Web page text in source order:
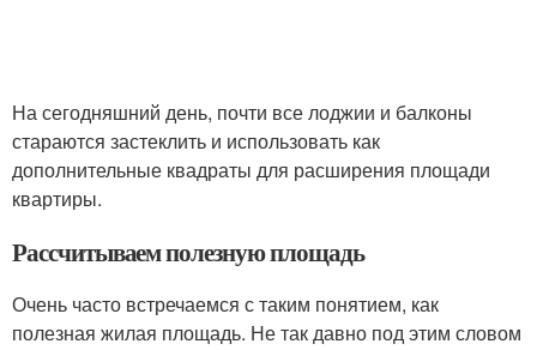
На сегодняшний день, почти все лоджии и балконы
стараются застеклить и использовать как
дополнительные квадраты для расширения площади
квартиры.
Рассчитываем полезную площадь
Очень часто встречаемся с таким понятием, как
полезная жилая площадь. Не так давно под этим словом